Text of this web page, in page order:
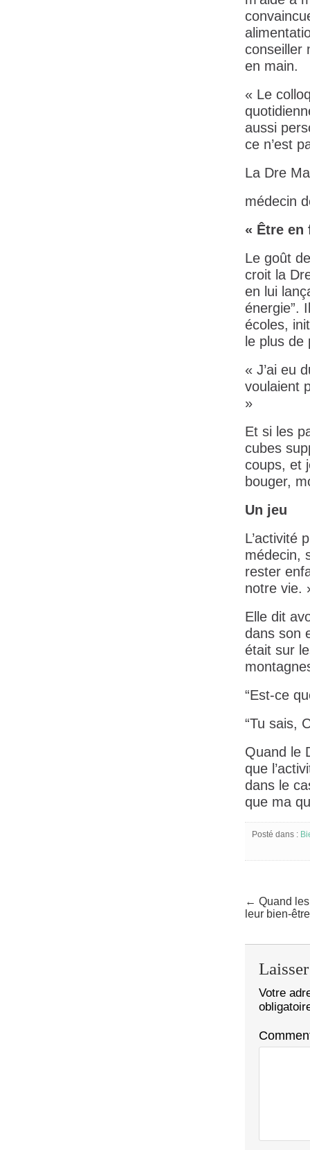
conseiller
en main.
« Le
aussi
ce n’est
La Dre
médecin
« Être en
Le goût
croit la
en lui
énergie”.
écoles,
le plus de
« J’ai eu
voulaient
»
Et si les
cubes
coups, et
bouger,
Un jeu
L’activité
médecin,
rester
notre vie.
Elle dit
dans son
était sur
“Est-ce
“Tu sais,
Quand le
que
dans le
que ma
Posté dans :
← Quand
leur bien-
Votre